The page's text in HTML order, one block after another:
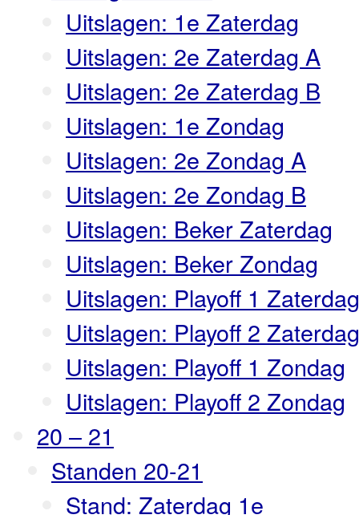
Uitslagen: 1e Zaterdag
Uitslagen: 2e Zaterdag A
Uitslagen: 2e Zaterdag B
Uitslagen: 1e Zondag
Uitslagen: 2e Zondag A
Uitslagen: 2e Zondag B
Uitslagen: Beker Zaterdag
Uitslagen: Beker Zondag
Uitslagen: Playoff 1 Zaterdag
Uitslagen: Playoff 2 Zaterdag
Uitslagen: Playoff 1 Zondag
Uitslagen: Playoff 2 Zondag
20 – 21
Standen 20-21
Stand: Zaterdag 1e